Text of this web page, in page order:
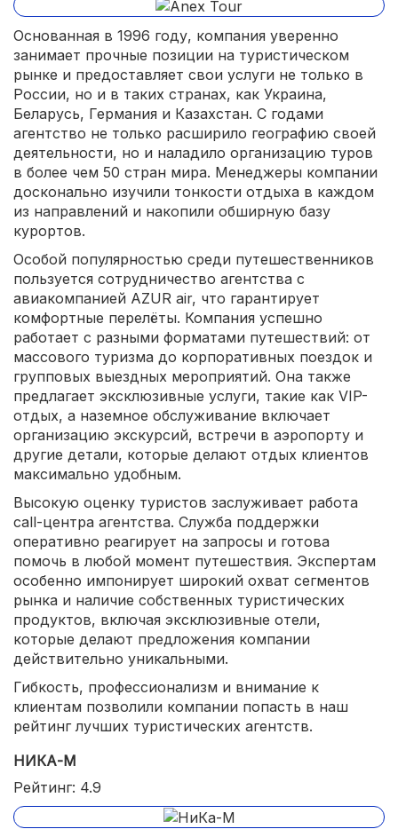
Основанная в 1996 году, компания уверенно
занимает прочные позиции на туристическом
рынке и предоставляет свои услуги не только в
России, но и в таких странах, как Украина,
Беларусь, Германия и Казахстан. С годами
агентство не только расширило географию своей
деятельности, но и наладило организацию туров
в более чем 50 стран мира. Менеджеры компании
досконально изучили тонкости отдыха в каждом
из направлений и накопили обширную базу
курортов.
Особой популярностью среди путешественников
пользуется сотрудничество агентства с
авиакомпанией AZUR air, что гарантирует
комфортные перелёты. Компания успешно
работает с разными форматами путешествий: от
массового туризма до корпоративных поездок и
групповых выездных мероприятий. Она также
предлагает эксклюзивные услуги, такие как VIP-
отдых, а наземное обслуживание включает
организацию экскурсий, встречи в аэропорту и
другие детали, которые делают отдых клиентов
максимально удобным.
Высокую оценку туристов заслуживает работа
call-центра агентства. Служба поддержки
оперативно реагирует на запросы и готова
помочь в любой момент путешествия. Экспертам
особенно импонирует широкий охват сегментов
рынка и наличие собственных туристических
продуктов, включая эксклюзивные отели,
которые делают предложения компании
действительно уникальными.
Гибкость, профессионализм и внимание к
клиентам позволили компании попасть в наш
рейтинг лучших туристических агентств.
НИКА-М
Рейтинг: 4.9